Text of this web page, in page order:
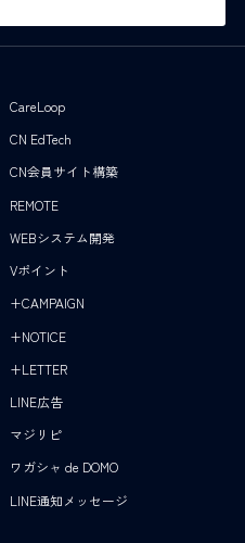
CareLoop
CN EdTech
CN会員サイト構築
REMOTE
WEBシステム開発
Vポイント
+CAMPAIGN
+NOTICE
+LETTER
LINE広告
マジリピ
ワガシャ de DOMO
LINE通知メッセージ